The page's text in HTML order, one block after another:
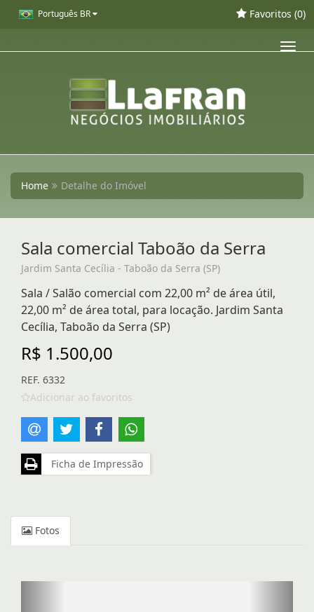
Português BR Favoritos (0)
Home Detalhe do Imóvel
Sala comercial Taboão da Serra
Jardim Santa Cecília - Taboão da Serra (SP)
Sala / Salão comercial com 22,00 m² de área útil,
22,00 m² de área total, para locação. Jardim Santa
Cecília, Taboão da Serra (SP)
R$ 1.500,00
REF. 6332
Adicionar ao favoritos
Ficha de Impressão
Fotos